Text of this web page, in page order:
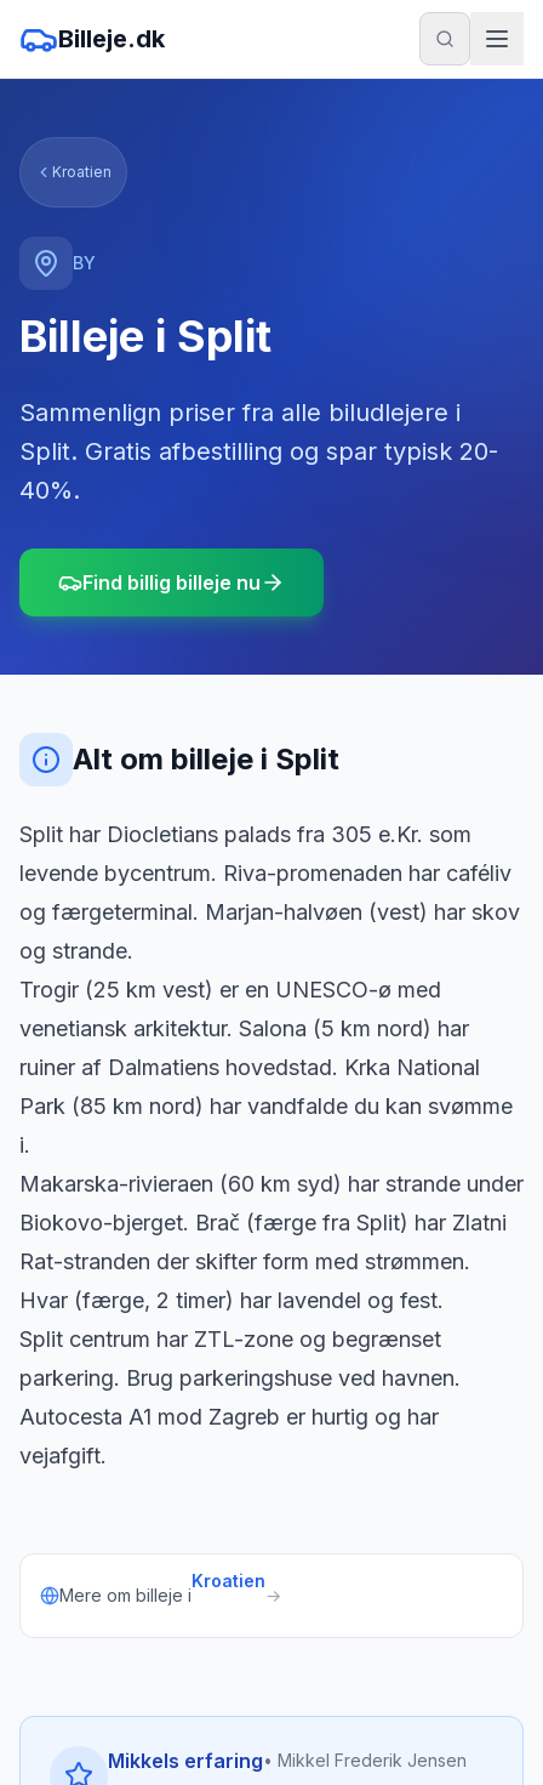
Billeje.dk
Kroatien
BY
Billeje i Split
Sammenlign priser fra alle biludlejere i
Split. Gratis afbestilling og spar typisk 20-
40%.
Find billig billeje nu
Alt om billeje i Split
Split har Diocletians palads fra 305 e.Kr. som
levende bycentrum. Riva-promenaden har caféliv
og færgeterminal. Marjan-halvøen (vest) har skov
og strande.
Trogir (25 km vest) er en UNESCO-ø med
venetiansk arkitektur. Salona (5 km nord) har
ruiner af Dalmatiens hovedstad. Krka National
Park (85 km nord) har vandfalde du kan svømme
i.
Makarska-rivieraen (60 km syd) har strande under
Biokovo-bjerget. Brač (færge fra Split) har Zlatni
Rat-stranden der skifter form med strømmen.
Hvar (færge, 2 timer) har lavendel og fest.
Split centrum har ZTL-zone og begrænset
parkering. Brug parkeringshuse ved havnen.
Autocesta A1 mod Zagreb er hurtig og har
vejafgift.
Mere om billeje i
Kroatien
→
Mikkels erfaring• Mikkel Frederik Jensen